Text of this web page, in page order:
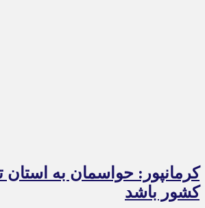
کرمانپور: حواسمان به استان
کشور باشد